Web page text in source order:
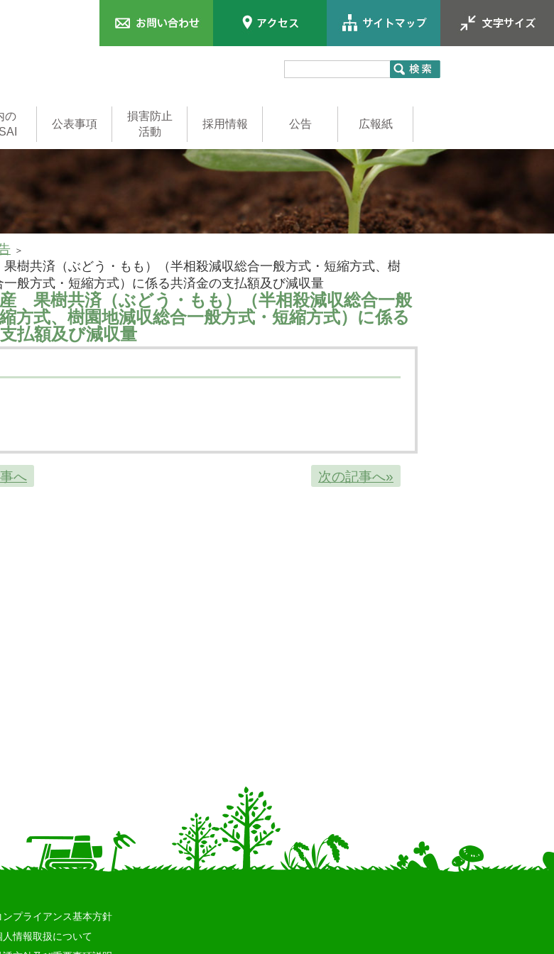
の
公表事項
損害防止
活動
採用情報
一般事務職員
家畜診療所職員
(獣医師)
公告 広報紙
樹共済（ぶどう・もも）（半相殺減収総合一般方式・短縮方式、樹
一般方式・短縮方式）に係る共済金の支払額及び減収量
果樹共済（ぶどう・もも）（半相殺減収総合一般
方式、樹園地減収総合一般方式・短縮方式）に係る
払額及び減収量
へ 次の記事へ»
ンプライアンス基本方針
人情報取扱について